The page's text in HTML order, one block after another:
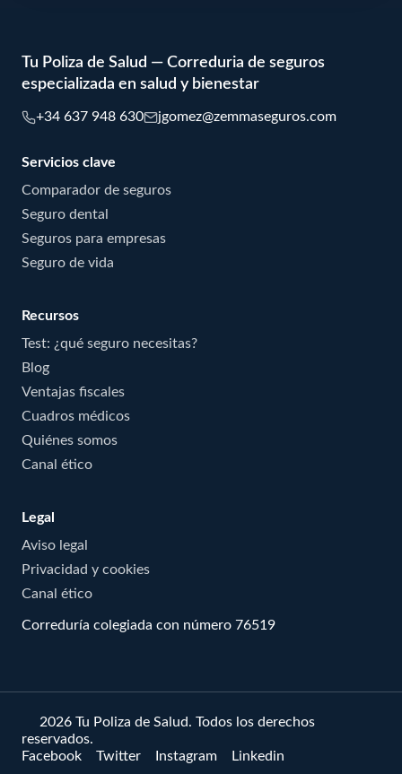
Tu Poliza de Salud — Correduria de seguros
especializada en salud y bienestar
+34 637 948 630 jgomez@zemmaseguros.com
Servicios clave
Comparador de seguros
Seguro dental
Seguros para empresas
Seguro de vida
Recursos
Test: ¿qué seguro necesitas?
Blog
Ventajas fiscales
Cuadros médicos
Quiénes somos
Canal ético
Legal
Aviso legal
Privacidad y cookies
Canal ético
Correduría colegiada con número 76519
© 2026 Tu Poliza de Salud. Todos los derechos
reservados.
Facebook
Twitter Instagram Linkedin